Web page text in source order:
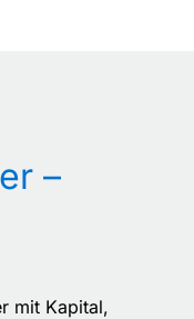
–
mit Kapital,